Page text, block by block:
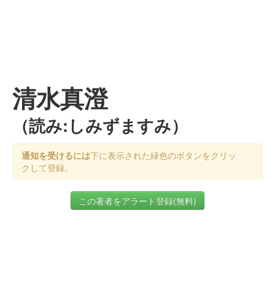
清水真澄
（読み:しみずますみ）
通知を受けるには下に表示された緑色のボタンをクリッ
クして登録。
この著者をアラート登録(無料)